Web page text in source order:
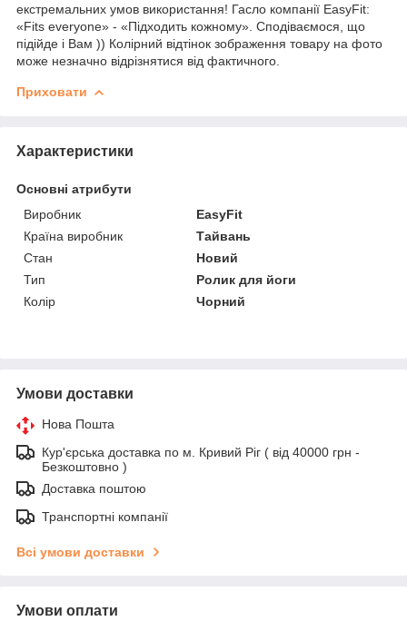
екстремальних умов використання! Гасло компанії EasyFit:
«Fits everyone» - «Підходить кожному». Сподіваємося, що
підійде і Вам )) Колірний відтінок зображення товару на фото
може незначно відрізнятися від фактичного.
Приховати
Характеристики
Основні атрибути
Виробник
EasyFit
Країна виробник
Тайвань
Стан
Новий
Тип
Ролик для йоги
Колір
Чорний
Умови доставки
Нова Пошта
Кур'єрська доставка по м. Кривий Ріг ( від 40000 грн -
Безкоштовно )
Доставка поштою
Транспортні компанії
Всі умови доставки
Умови оплати